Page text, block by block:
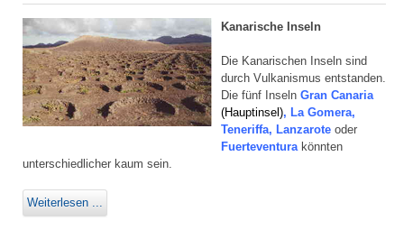
Kanarische Inseln
Die Kanarischen Inseln sind
durch Vulkanismus entstanden.
Die fünf Inseln Gran Canaria
(Hauptinsel), La Gomera,
Teneriffa, Lanzarote oder
Fuerteventura könnten
unterschiedlicher kaum sein.
Weiterlesen ...